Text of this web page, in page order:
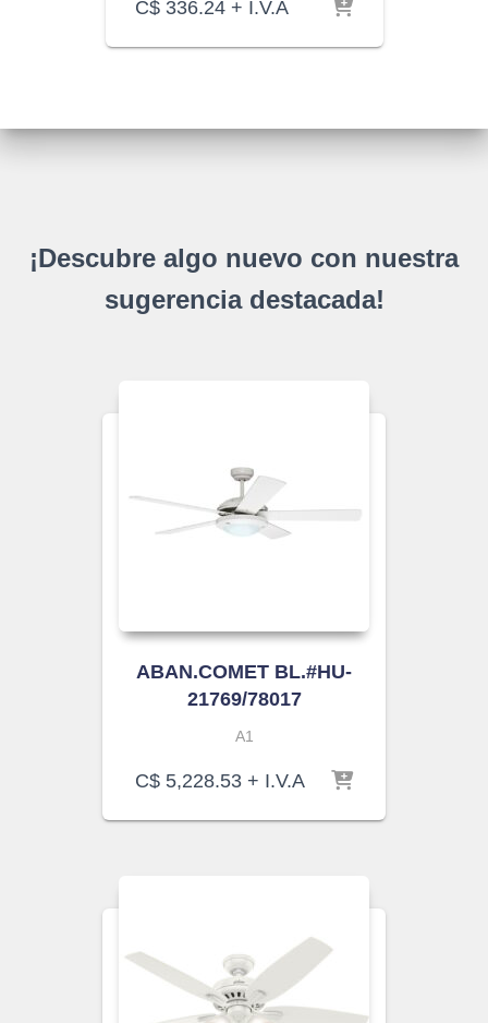
C$ 336.24 + I.V.A
¡Descubre algo nuevo con nuestra
sugerencia destacada!
ABAN.COMET BL.#HU-
21769/78017
A1
C$ 5,228.53 + I.V.A